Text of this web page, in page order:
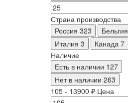
Страна производства
Россия 323 Бельгия
Италия 3 Канада 7
Наличие
Есть в наличии 127
Нет в наличии 263
105 - 13900 ₽ Цена